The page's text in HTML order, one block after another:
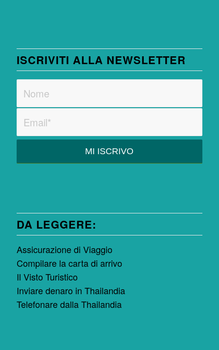
ISCRIVITI ALLA NEWSLETTER
DA LEGGERE:
Assicurazione di Viaggio
Compilare la carta di arrivo
Il Visto Turistico
Inviare denaro in Thailandia
Telefonare dalla Thailandia